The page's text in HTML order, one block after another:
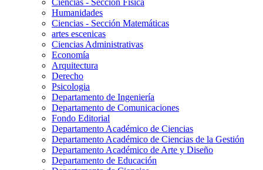
Ciencias - Sección Física
Humanidades
Ciencias - Sección Matemáticas
artes escenicas
Ciencias Administrativas
Economía
Arquitectura
Derecho
Psicologia
Departamento de Ingeniería
Departamento de Comunicaciones
Fondo Editorial
Departamento Académico de Ciencias
Departamento Académico de Ciencias de la Gestión
Departamento Académico de Arte y Diseño
Departamento de Educación